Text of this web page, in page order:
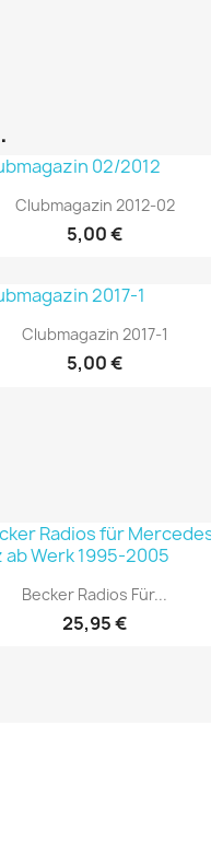
Vorschau
Clubmagazin 2012-02
5,00 €
Vorschau
Clubmagazin 2017-1
5,00 €
Vorschau
Becker Radios Für...
25,95 €